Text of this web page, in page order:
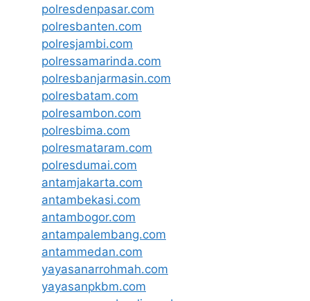
polresdenpasar.com
polresbanten.com
polresjambi.com
polressamarinda.com
polresbanjarmasin.com
polresbatam.com
polresambon.com
polresbima.com
polresmataram.com
polresdumai.com
antamjakarta.com
antambekasi.com
antambogor.com
antampalembang.com
antammedan.com
yayasanarrohmah.com
yayasanpkbm.com